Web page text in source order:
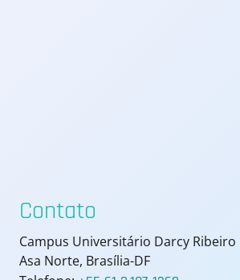
Contato
Campus Universitário Darcy Ribeiro
Asa Norte, Brasília-DF